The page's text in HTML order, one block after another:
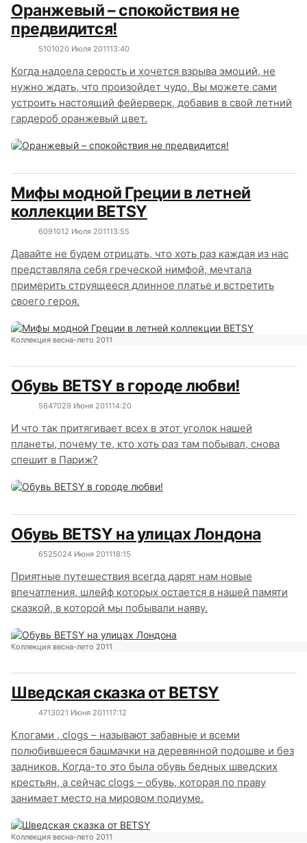
Оранжевый – спокойствия не
предвидится!
5101020 Июля 201113:40
Когда надоела серость и хочется взрыва эмоций, не
нужно ждать, что произойдет чудо, Вы можете сами
устроить настоящий фейерверк, добавив в свой летний
гардероб оранжевый цвет.
Мифы модной Греции в летней
коллекции BETSY
6091012 Июля 201113:55
Давайте не будем отрицать, что хоть раз каждая из нас
представляла себя греческой нимфой, мечтала
примерить струящееся длинное платье и встретить
своего героя.
Коллекция весна-лето 2011
Обувь BETSY в городе любви!
5647029 Июня 201114:20
И что так притягивает всех в этот уголок нашей
планеты, почему те, кто хоть раз там побывал, снова
спешит в Париж?
Обувь BETSY на улицах Лондона
6525024 Июня 201118:15
Приятные путешествия всегда дарят нам новые
впечатления, шлейф которых остается в нашей памяти
сказкой, в которой мы побывали наяву.
Коллекция весна-лето 2011
Шведская сказка от BETSY
4713021 Июня 201117:12
Клогами , clogs – называют забавные и всеми
полюбившееся башмачки на деревянной подошве и без
задников. Когда-то это была обувь бедных шведских
крестьян, а сейчас clogs – обувь, которая по праву
занимает место на мировом подиуме.
Коллекция весна-лето 2011